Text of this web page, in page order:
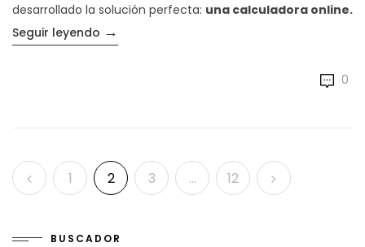
desarrollado la solución perfecta: una calculadora online.
Seguir leyendo «La calculadora online de CASIO: el
→
0
Paginación de entradas
1 2 3 … 12
BUSCADOR